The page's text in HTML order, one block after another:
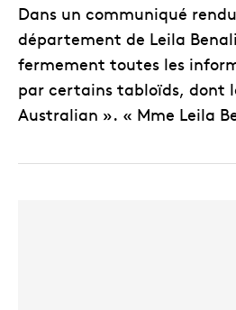
Dans un communiqué
département de Leila
fermement toutes les
par certains tabloïds, dont
Australian ». « Mme Leila